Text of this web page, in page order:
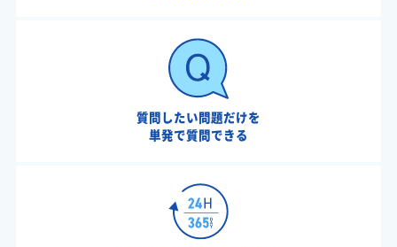
質問したい問題だけを
単発で質問できる